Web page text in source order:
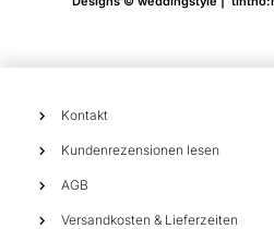
Kontakt
Kundenrezensionen lesen
AGB
Versandkosten & Lieferzeiten